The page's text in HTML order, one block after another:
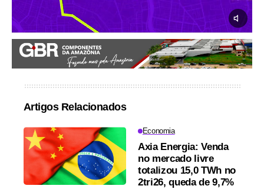
Artigos Relacionados
Economia
Axia Energia: Venda
no mercado livre
totalizou 15,0 TWh no
2tri26, queda de 9,7%